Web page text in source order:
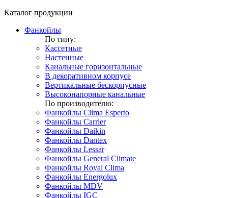
Каталог продукции
Фанкойлы
По типу:
Кассетные
Настенные
Канальные горизонтальные
В декоративном корпусе
Вертикальные бескорпусные
Высоконапорные канальные
По производителю:
Фанкойлы Clima Esperto
Фанкойлы Carrier
Фанкойлы Daikin
Фанкойлы Dantex
Фанкойлы Lessar
Фанкойлы General Climate
Фанкойлы Royal Clima
Фанкойлы Energolux
Фанкойлы MDV
Фанкойлы IGC